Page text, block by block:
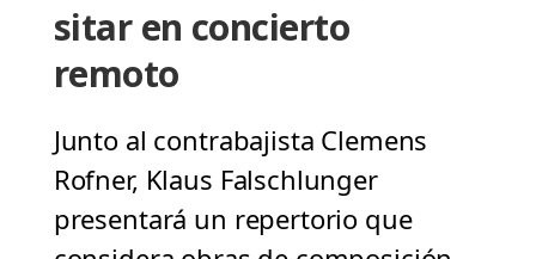
sitar en concierto
remoto
Junto al contrabajista Clemens
Rofner, Klaus Falschlunger
presentará un repertorio que